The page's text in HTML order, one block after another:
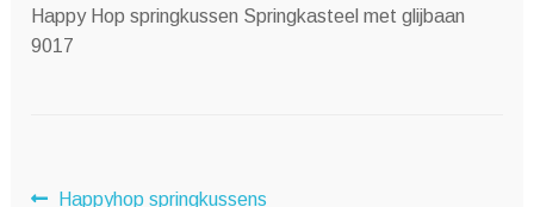
Happy Hop springkussen Springkasteel met glijbaan
9017
Vorig
Happyhop springkussens